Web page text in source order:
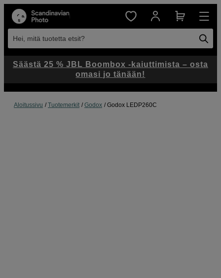
Hei, mitä tuotetta etsit?
Aloitussivu Tuotemerkit Godox Godox LEDP260C
Säästä 25 % JBL Boombox -kaiuttimista – osta
omasi jo tänään!